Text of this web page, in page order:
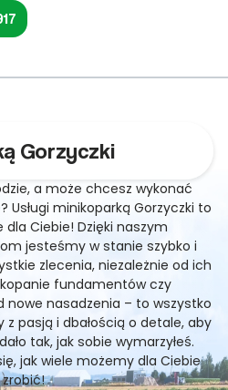
Gorzyczki
a może chcesz wykonać
Usługi minikoparką Gorzyczki to
dla Ciebie! Dzięki naszym
jesteśmy w stanie szybko i
zlecenia, niezależnie od ich
kopanie fundamentów czy
nasadzenia – to wszystko
z pasją i dbałością o detale, aby
tak, jak sobie wymarzyłeś.
jak wiele możemy dla Ciebie
zrobić!